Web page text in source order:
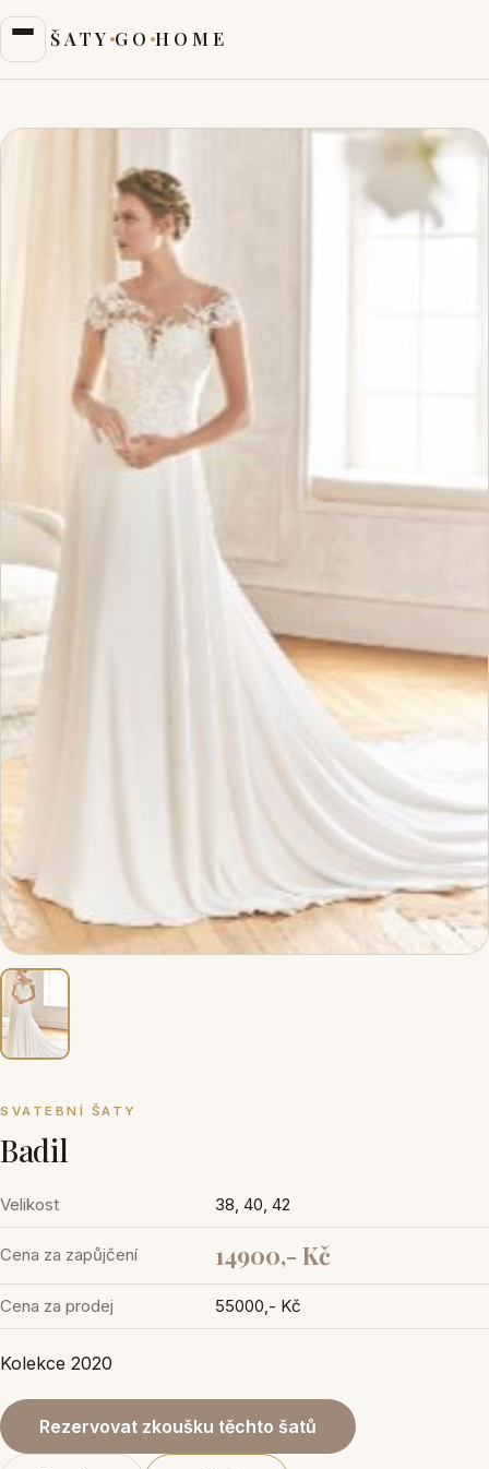
ŠATY GO HOME
SVATEBNÍ ŠATY
Badil
Velikost 38, 40, 42
Cena za zapůjčení 14900,- Kč
Cena za prodej 55000,- Kč
Kolekce 2020
Rezervovat zkoušku těchto šatů